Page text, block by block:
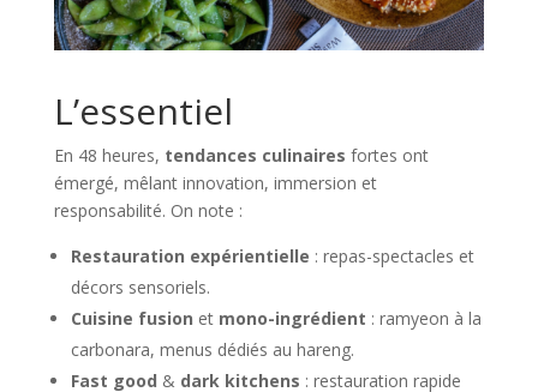
L’essentiel
En 48 heures, tendances culinaires fortes ont
émergé, mêlant innovation, immersion et
responsabilité. On note :
Restauration expérientielle : repas-spectacles et
décors sensoriels.
Cuisine fusion et mono-ingrédient : ramyeon à la
carbonara, menus dédiés au hareng.
Fast good & dark kitchens : restauration rapide